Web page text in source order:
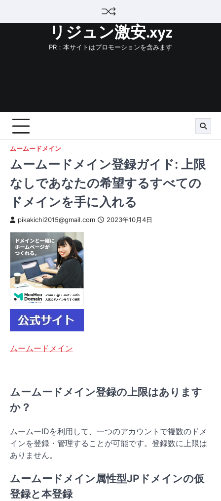
リジュン激安.xyz
PR：本サイトはプロモーションを含みます
ムームードメイン
ムームードメイン登録ガイド: 上限
なしであなたの希望するすべての
ドメインを手に入れる
pikakichi2015@gmail.com 2023年10月4日
ムームードメイン
ムームードメイン登録の上限はあります
か？
ムームーIDを利用して、一つのアカウントで複数のドメ
インを登録・管理することが可能です。登録数に上限は
ありません。
ムームードメイン属性型JPドメインの仮
登録と本登録